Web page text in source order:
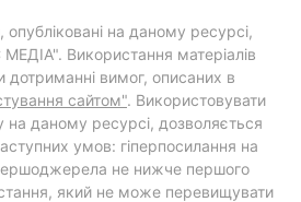
опубліковані на даному ресурсі,
Використання матеріалів
дотриманні вимог, описаних в
сайтом". Використовувати
на даному ресурсі, дозволяється
умов: гіперпосилання на
не нижче першого
який не може перевищувати